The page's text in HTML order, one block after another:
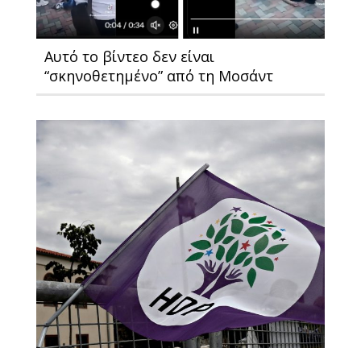
Αυτό το βίντεο δεν είναι
“σκηνοθετημένο” από τη Μοσάντ